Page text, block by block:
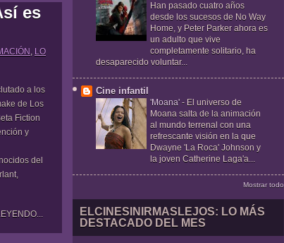
es
, LO
a los
de Los
Fiction
y
del
Han pasado cuatro años
desde los sucesos de No Way
Home, y Peter Parker ahora es
un adulto que vive
completamente solitario, ha
desaparecido voluntar...
Cine infantil
'Moana' - El universo de
Moana salta de la animación
al mundo terrenal con una
refrescante visión en la que
Dwayne 'La Roca' Johnson y
la joven Catherine Laga'a...
Mostrar todo
ELCINESINIRMASLEJOS: LO MÁS
DESTACADO DEL MES